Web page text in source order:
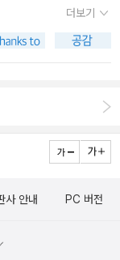
여하는 줄 알았는데,
되지만,최대한 우리
다. 그동안 도서관에
의 삶을 꿈꾸며....
000 출판사에서 늘
나미를 몰고 온다~
부문(단체) • 마음나
신문상 : 도서상품
|대상 도서| 중/고
터넷 카페 공지 및
포구 서교동 395-19
이메일 : tindrum
름, 연락처, 학교
, 일본문학기행 분
다음 카페 메인에
있네요.^^http://caf
6월 22일 (양철북
정 및장소일 정 ; 20
본 오키나와 도카
의 집단 자결지와 하
:청소년(중.고등
더보기
사 안내 PC 버전